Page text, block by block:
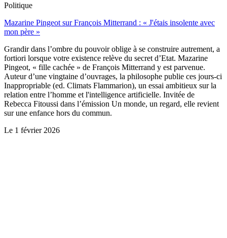
Politique
Mazarine Pingeot sur François Mitterrand : « J'étais insolente avec
mon père »
Grandir dans l’ombre du pouvoir oblige à se construire autrement, a
fortiori lorsque votre existence relève du secret d’Etat. Mazarine
Pingeot, « fille cachée » de François Mitterrand y est parvenue.
Auteur d’une vingtaine d’ouvrages, la philosophe publie ces jours-ci
Inappropriable (ed. Climats Flammarion), un essai ambitieux sur la
relation entre l’homme et l'intelligence artificielle. Invitée de
Rebecca Fitoussi dans l’émission Un monde, un regard, elle revient
sur une enfance hors du commun.
Le 1 février 2026